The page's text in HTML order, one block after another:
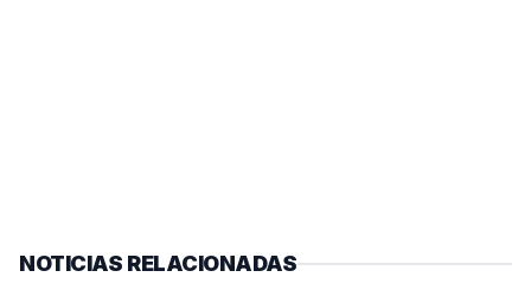
NOTICIAS RELACIONADAS